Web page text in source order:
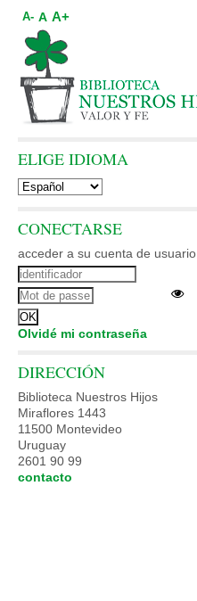
A- A A+
ELIGE IDIOMA
CONECTARSE
acceder a su cuenta de usuario
Olvidé mi contraseña
DIRECCIÓN
Biblioteca Nuestros Hijos
Miraflores 1443
11500 Montevideo
Uruguay
2601 90 99
contacto